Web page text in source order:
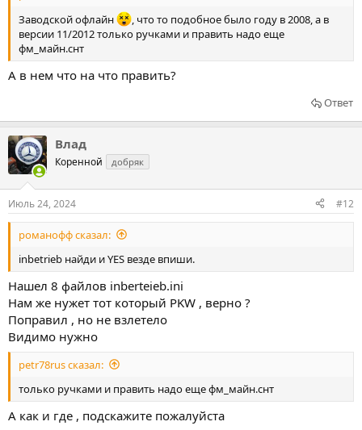
Заводской офлайн
, что то подобное было году в 2008, а в
версии 11/2012 только ручками и править надо еще
фм_майн.снт
А в нем что на что править?
Ответ
Влад
Коренной добряк
Июль 24, 2024 #12
романофф сказал:
inbetrieb найди и YES везде впиши.
Нашел 8 файлов inberteieb.ini
Нам же нужет тот который PKW , верно ?
Поправил , но не взлетело
Видимо нужно
petr78rus сказал:
только ручками и править надо еще фм_майн.снт
А как и где , подскажите пожалуйста